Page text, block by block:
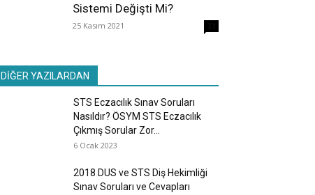
Sistemi Değişti Mi?
25 Kasım 2021
DİĞER YAZILARDAN
STS Eczacılık Sınav Soruları
Nasıldır? ÖSYM STS Eczacılık
Çıkmış Sorular Zor...
6 Ocak 2023
2018 DUS ve STS Diş Hekimliği
Sınav Soruları ve Cevapları